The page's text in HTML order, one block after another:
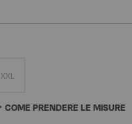
XXL
COME PRENDERE LE MISURE